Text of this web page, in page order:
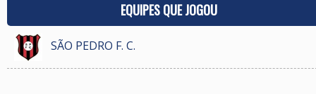
EQUIPES QUE JOGOU
SÃO PEDRO F. C.